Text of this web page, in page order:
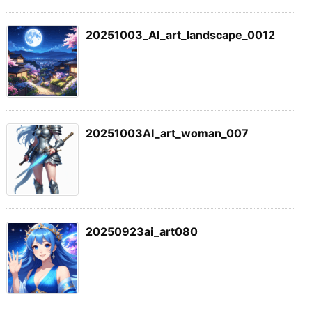
20251003_AI_art_landscape_0012
20251003AI_art_woman_007
20250923ai_art080